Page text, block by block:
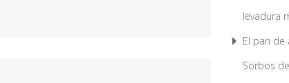
levadura
El pan de
Sorbos